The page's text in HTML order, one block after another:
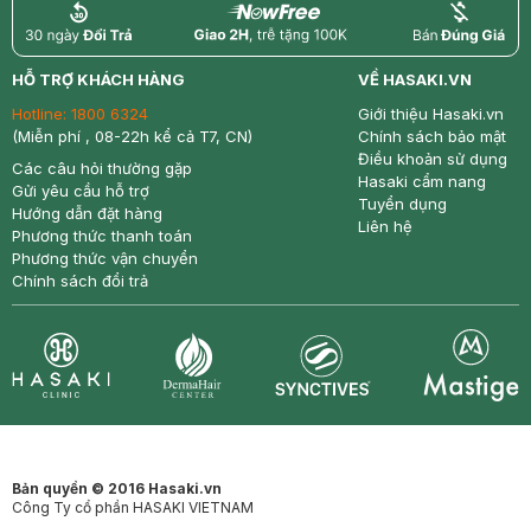
return nowfree price
HỖ TRỢ KHÁCH HÀNG
Hotline: 1800 6324
(Miễn phí , 08-22h kể cả T7, CN)
Các câu hỏi thường gặp
Gửi yêu cầu hỗ trợ
Hướng dẫn đặt hàng
Phương thức thanh toán
Phương thức vận chuyển
Chính sách đổi trả
VỀ HASAKI.VN
Giới thiệu Hasaki.vn
Chính sách bảo mật
Điều khoản sử dụng
Hasaki cẩm nang
Tuyển dụng
Liên hệ
Bản quyền © 2016 Hasaki.vn
Công Ty cổ phần HASAKI VIETNAM